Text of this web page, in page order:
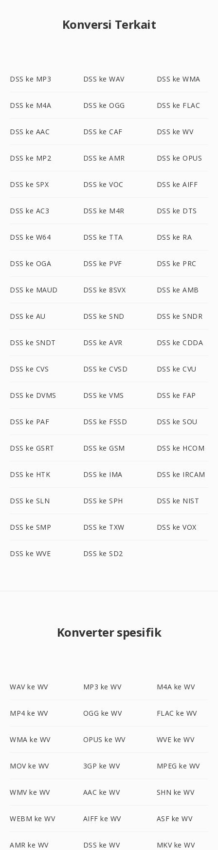
Konversi Terkait
DSS ke MP3 DSS ke WAV DSS ke WMA
DSS ke M4A DSS ke OGG DSS ke FLAC
DSS ke AAC DSS ke CAF DSS ke WV
DSS ke MP2 DSS ke AMR DSS ke OPUS
DSS ke SPX DSS ke VOC DSS ke AIFF
DSS ke AC3 DSS ke M4R DSS ke DTS
DSS ke W64 DSS ke TTA DSS ke RA
DSS ke OGA DSS ke PVF DSS ke PRC
DSS ke MAUD DSS ke 8SVX DSS ke AMB
DSS ke AU DSS ke SND DSS ke SNDR
DSS ke SNDT DSS ke AVR DSS ke CDDA
DSS ke CVS DSS ke CVSD DSS ke CVU
DSS ke DVMS DSS ke VMS DSS ke FAP
DSS ke PAF DSS ke FSSD DSS ke SOU
DSS ke GSRT DSS ke GSM DSS ke HCOM
DSS ke HTK DSS ke IMA DSS ke IRCAM
DSS ke SLN DSS ke SPH DSS ke NIST
DSS ke SMP DSS ke TXW DSS ke VOX
DSS ke WVE DSS ke SD2
Konverter spesifik
WAV ke WV MP3 ke WV M4A ke WV
MP4 ke WV OGG ke WV FLAC ke WV
WMA ke WV OPUS ke WV WVE ke WV
MOV ke WV 3GP ke WV MPEG ke WV
WMV ke WV AAC ke WV SHN ke WV
WEBM ke WV AIFF ke WV ASF ke WV
AMR ke WV DSS ke WV MKV ke WV